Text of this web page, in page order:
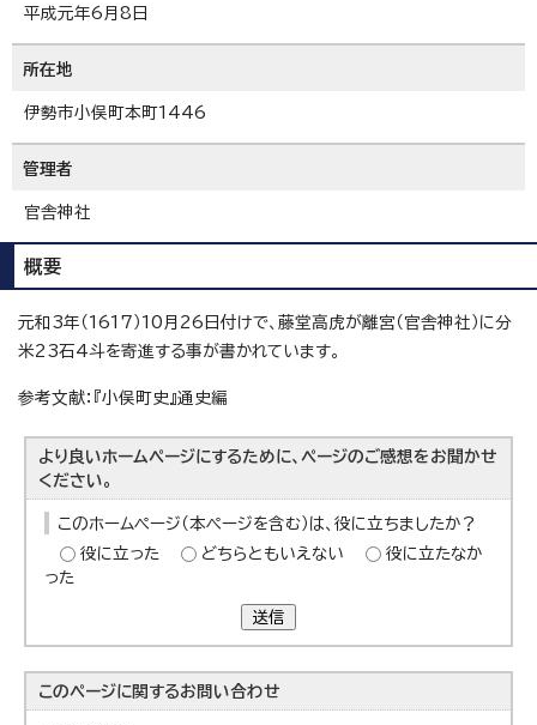
平成元年6月8日
所在地
伊勢市小俣町本町1446
管理者
官舎神社
概要
元和3年（1617）10月26日付けで、藤堂高虎が離宮（官舎神社）に分
米23石4斗を寄進する事が書かれています。
参考文献：『小俣町史』通史編
より良いホームページにするために、ページのご感想をお聞かせ
ください。
このホームページ（本ページを含む）は、役に立ちましたか？
役に立った
どちらともいえない
役に立たなか
った
送信
このページに関するお問い合わせ